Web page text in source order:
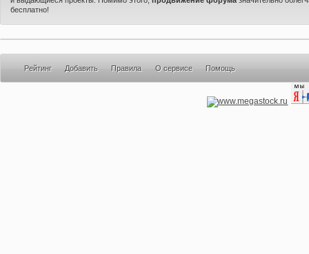
бесплатно!
Рейтинг Добавить Правила О сервисе Помощь